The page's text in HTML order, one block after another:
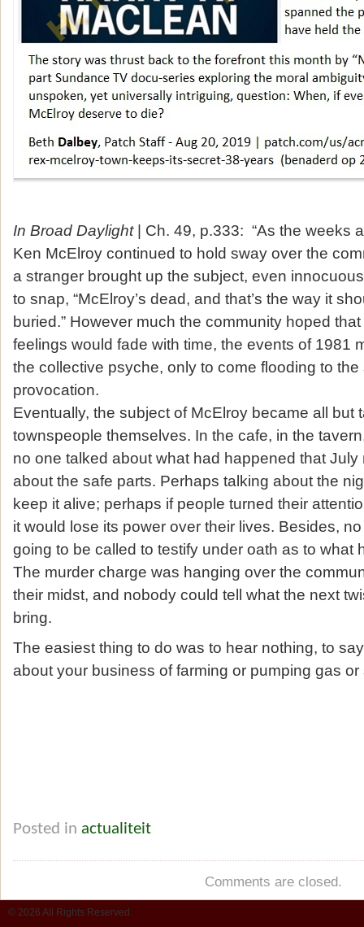
In Broad Daylight| Ch. 49, p.333: “As the weeks
Ken McElroy continued to hold sway over the
a stranger brought up the subject, even
to snap, “McElroy’s dead, and that’s the way it
buried.” However much the community hoped
feelings would fade with time, the events of 1981
the collective psyche, only to come flooding to
provocation.
Eventually, the subject of McElroy became all but
townspeople themselves. In the cafe, in the
no one talked about what had happened that
about the safe parts. Perhaps talking about the
keep it alive; perhaps if people turned their
it would lose its power over their lives. Besides,
going to be called to testify under oath as to what
The murder charge was hanging over the
their midst, and nobody could tell what the next
bring.
The easiest thing to do was to hear nothing, to
about your business of farming or pumping gas or
Posted in actualiteit
Comments are closed.
© 2026 All Rights Reserved.